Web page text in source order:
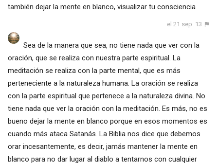
también dejar la mente en blanco, visualizar tu consciencia
el 21 sep. 13
Sea de la manera que sea, no tiene nada que ver con la
oración, que se realiza con nuestra parte espiritual. La
meditación se realiza con la parte mental, que es más
perteneciente a la naturaleza humana. La oración se realiza
con la parte espiritual que pertenece a la naturaleza divina. No
tiene nada que ver la oración con la meditación. Es más, no es
bueno dejar la mente en blanco porque en esos momentos es
cuando más ataca Satanás. La Biblia nos dice que debemos
orar incesantemente, es decir, jamás mantener la mente en
blanco para no dar lugar al diablo a tentarnos con cualquier